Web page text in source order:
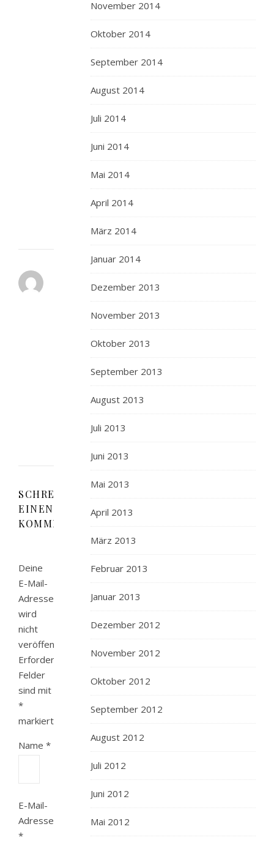
schrecklich
ungewürzt.
ROACH/GALLEY
2012 AT 22:39
SCHREIBE
EINEN
KOMMENTAR
Deine
E-Mail-
Adresse
wird
nicht
veröffentlicht.
Erforderliche
Felder
sind mit
*
markiert
Name *
E-Mail-
Adresse
*
November 2014
Oktober 2014
September 2014
August 2014
Juli 2014
Juni 2014
Mai 2014
April 2014
März 2014
Januar 2014
Dezember 2013
November 2013
Oktober 2013
September 2013
August 2013
Juli 2013
Juni 2013
Mai 2013
April 2013
März 2013
Februar 2013
Januar 2013
Dezember 2012
November 2012
Oktober 2012
September 2012
August 2012
Juli 2012
Juni 2012
Mai 2012